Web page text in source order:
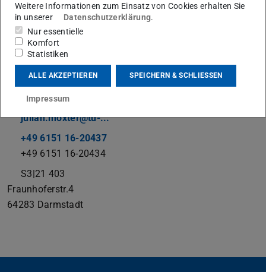
Prüfingenieur
Kontakt
julian.moxter@tu-...
+49 6151 16-20437
+49 6151 16-20434
S3|21 403
Fraunhoferstr.4
64283 Darmstadt
Weitere Informationen zum Einsatz von Cookies erhalten Sie
in unserer
Datenschutzerklärung.
Nur essentielle
Komfort
Statistiken
ALLE AKZEPTIEREN SPEICHERN & SCHLIESSEN
Impressum